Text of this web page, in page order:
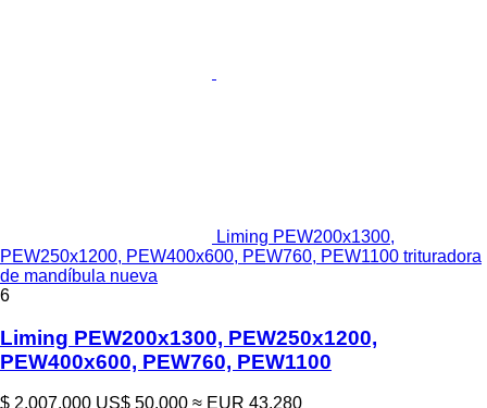
Liming PEW200x1300,
PEW250x1200, PEW400x600, PEW760, PEW1100 trituradora
de mandíbula nueva
6
Liming PEW200x1300, PEW250x1200,
PEW400x600, PEW760, PEW1100
$ 2.007.000 US$ 50.000 ≈ EUR 43.280